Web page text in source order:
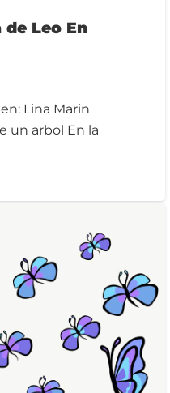
de Leo En
Lina Marin
un arbol En la